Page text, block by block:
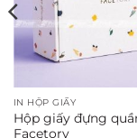
IN HỘP GIẤY
Hộp giấy đựng
Facetory